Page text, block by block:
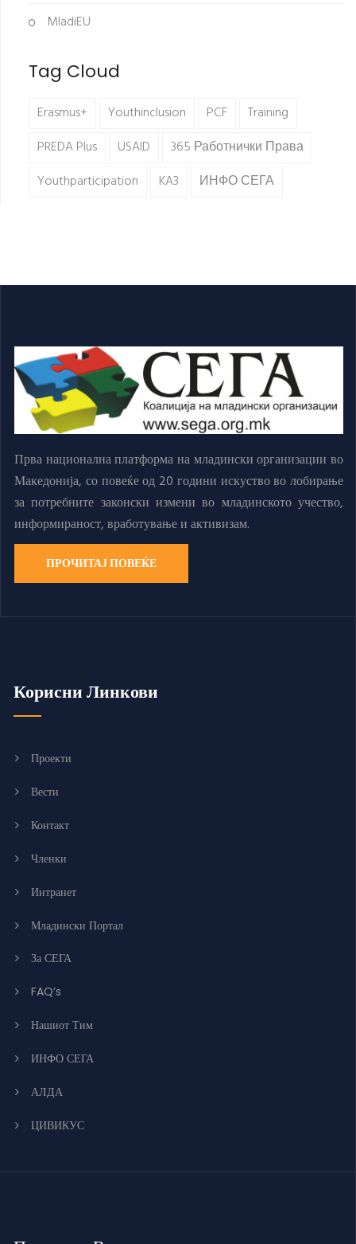
MladiEU
Tag Cloud
Erasmus+ Youthinclusion PCF
Training
PREDA Plus
USAID
365 Работнички Права
Youthparticipation
KA3 ИНФО СЕГА
Прва национална платформа на младински организации во
Македонија, со повеќе од 20 години искуство во лобирање
за потребните законски измени во младинското учество,
информираност, вработување и активизам.
ПРОЧИТАЈ ПОВЕЌЕ
Корисни Линкови
Проекти
Вести
Контакт
Членки
Интранет
Младински Портал
За СЕГА
FAQ’s
Нашиот Тим
ИНФО СЕГА
АЛДА
ЦИВИКУС